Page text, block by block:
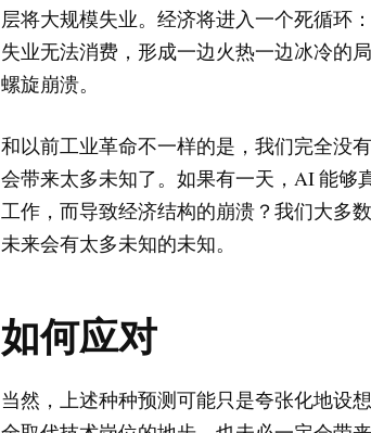
层将大规模失业。经济将进入一个死循环
失业无法消费，形成一边火热一边冰冷的
螺旋崩溃。
和以前工业革命不一样的是，我们完全没
会带来太多未知了。如果有一天，AI 能够
工作，而导致经济结构的崩溃？我们大多
未来会有太多未知的未知。
如何应对
当然，上述种种预测可能只是夸张化地设